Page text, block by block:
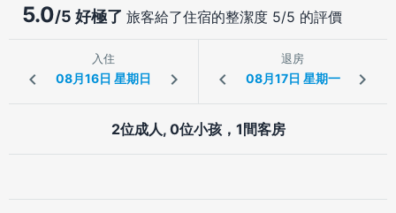
5.0/5 好極了 旅客給了住宿的整潔度 5/5 的評價
入住 退房
2位成人, 0位小孩，1間客房